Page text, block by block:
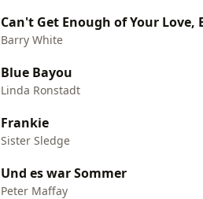
Can't Get Enough of Your Love,
Barry White
Blue Bayou
Linda Ronstadt
Frankie
Sister Sledge
Und es war Sommer
Peter Maffay